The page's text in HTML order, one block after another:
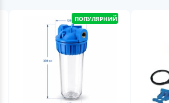
ПОПУЛЯРНИЙ